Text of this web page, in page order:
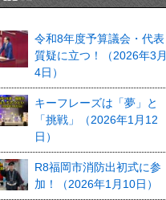
令和8年度予算議会・代表
質疑に立つ！（2026年3月
4日）
キーフレーズは「夢」と
「挑戦」（2026年1月12
日）
R8福岡市消防出初式に参
加！（2026年1月10日）